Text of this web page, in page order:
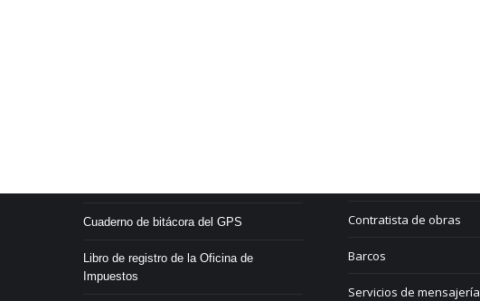
Cuaderno de bitácora del GPS
Libro de registro de la Oficina de
Impuestos
Contratista de obras
Barcos
Servicios de mensajería